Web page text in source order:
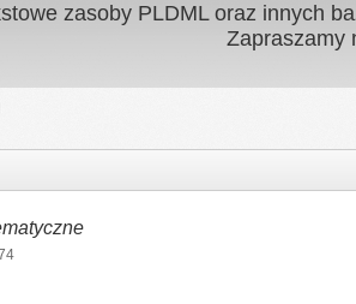
zasoby PLDML oraz innych
Zapraszamy